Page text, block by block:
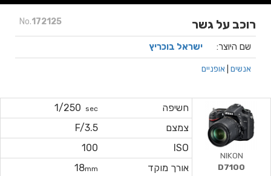
No.172125 רוכב על גשר
שם היוצר: ישראל בוכריץ
אנשים אופניים
חשיפה sec
1/250
צמצם
F/3.5
ISO
100
אורך מוקד
18mm
NIKON
D7100